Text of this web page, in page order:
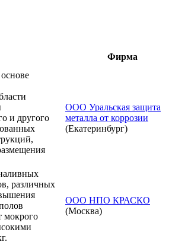
Фирма
и другого
ООО Уральская защита
металла от коррозии
(Екатеринбург)
различных
мокрого
ООО НПО КРАСКО
(Москва)